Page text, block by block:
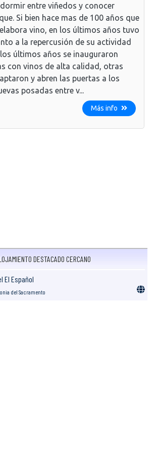
entre viñedos y conocer
Si bien hace mas de 100 años que
vino, en los últimos años tuvo
a la repercusión de su actividad
últimos años se inauguraron
con vinos de alta calidad, otras
y abren las puertas a los
posadas entre v...
Más info
DESTACADO CERCANO
El Español
del Sacramento